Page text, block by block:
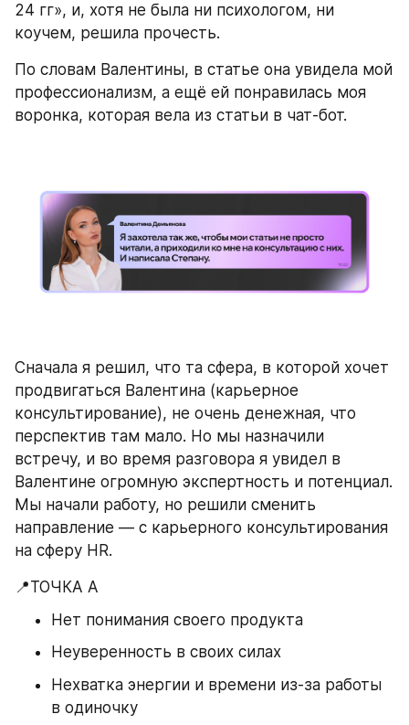
24 гг», и, хотя не была ни психологом, ни
коучем, решила прочесть.
По словам Валентины, в статье она увидела мой
профессионализм, а ещё ей понравилась моя
воронка, которая вела из статьи в чат-бот.
Сначала я решил, что та сфера, в которой хочет
продвигаться Валентина (карьерное
консультирование), не очень денежная, что
перспектив там мало. Но мы назначили
встречу, и во время разговора я увидел в
Валентине огромную экспертность и потенциал.
Мы начали работу, но решили сменить
направление — с карьерного консультирования
на сферу HR.
📍ТОЧКА А
Нет понимания своего продукта
Неуверенность в своих силах
Нехватка энергии и времени из-за работы
в одиночку